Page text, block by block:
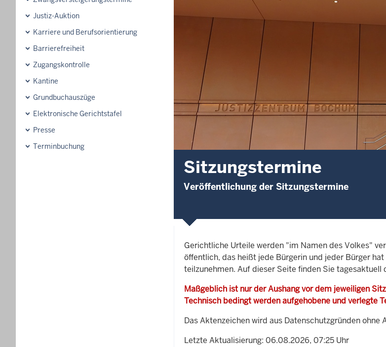
Justiz-Auktion
Karriere und Berufsorientierung
Barrierefreiheit
Zugangskontrolle
Kantine
Grundbuchauszüge
Elektronische Gerichtstafel
Presse
Terminbuchung
Sitzungstermine
Veröffentlichung der Sitzungstermine
Gerichtliche Urteile werden "im Namen des Volkes"
öffentlich, das heißt jede Bürgerin und jeder Bürger
teilzunehmen. Auf dieser Seite finden Sie
Maßgeblich ist nur der Aushang vor dem jeweiligen
Technisch bedingt werden aufgehobene und verlegte
Das Aktenzeichen wird aus Datenschutzgründen ohne
Letzte Aktualisierung: 06.08.2026, 07:25 Uhr